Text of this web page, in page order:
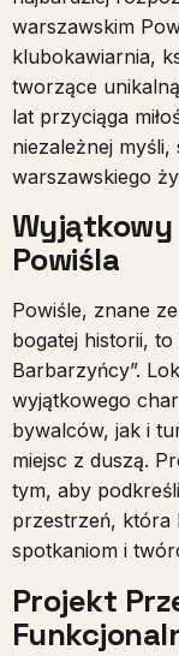
warszawskim
klubokawiarnia,
tworzące
lat przyciąga
niezależnej
warszawskiego
Wyjątkowy
Powiśla
Powiśle, znane
bogatej historii, to
Barbarzyńcy”.
wyjątkowego
bywalców, jak i
miejsc z duszą.
tym, aby
przestrzeń, która
spotkaniom i
Projekt